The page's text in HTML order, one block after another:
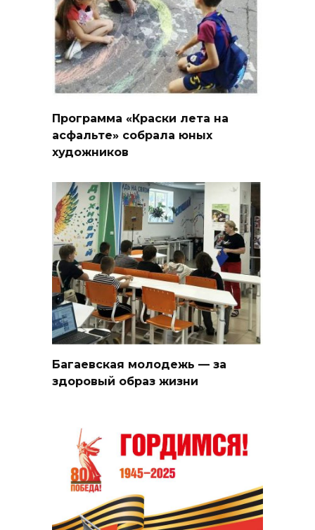
Программа «Краски лета на
асфальте» собрала юных
художников
Багаевская молодежь — за
здоровый образ жизни